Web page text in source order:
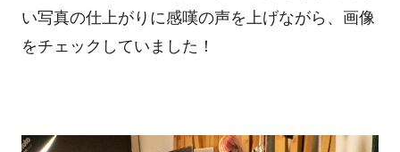
い写真の仕上がりに感嘆の声を上げながら、画像
をチェックしていました！